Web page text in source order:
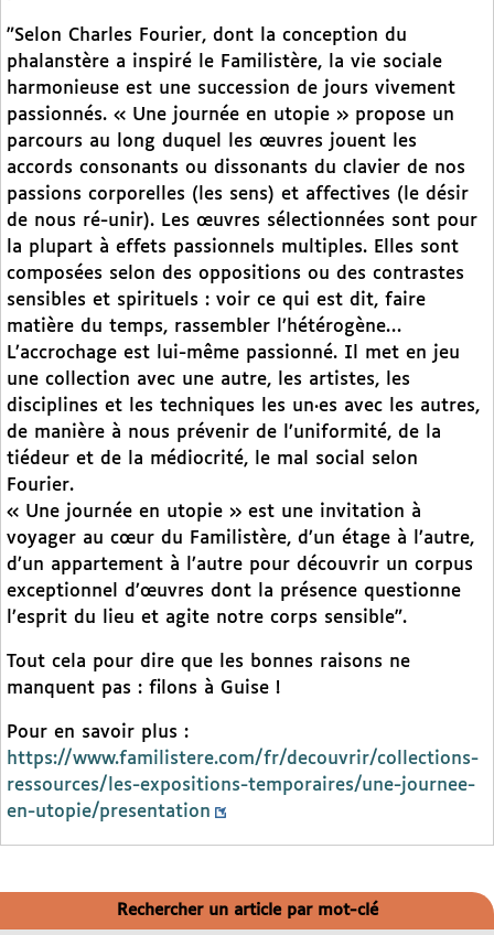
"Selon Charles Fourier, dont la conception du
phalanstère a inspiré le Familistère, la vie sociale
harmonieuse est une succession de jours vivement
passionnés. « Une journée en utopie » propose un
parcours au long duquel les œuvres jouent les
accords consonants ou dissonants du clavier de nos
passions corporelles (les sens) et affectives (le désir
de nous ré-unir). Les œuvres sélectionnées sont pour
la plupart à effets passionnels multiples. Elles sont
composées selon des oppositions ou des contrastes
sensibles et spirituels : voir ce qui est dit, faire
matière du temps, rassembler l’hétérogène…
L’accrochage est lui-même passionné. Il met en jeu
une collection avec une autre, les artistes, les
disciplines et les techniques les un·es avec les autres,
de manière à nous prévenir de l’uniformité, de la
tiédeur et de la médiocrité, le mal social selon
Fourier.
« Une journée en utopie » est une invitation à
voyager au cœur du Familistère, d’un étage à l’autre,
d’un appartement à l’autre pour découvrir un corpus
exceptionnel d’œuvres dont la présence questionne
l’esprit du lieu et agite notre corps sensible".
Tout cela pour dire que les bonnes raisons ne
manquent pas : filons à Guise !
Pour en savoir plus :
https://www.familistere.com/fr/decouvrir/collections-
ressources/les-expositions-temporaires/une-journee-
en-utopie/presentation
Rechercher un article par mot-clé